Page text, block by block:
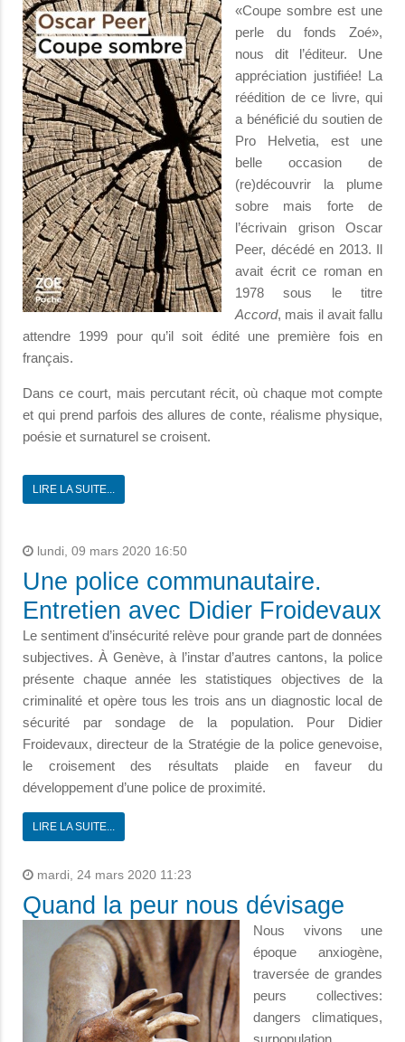
«Coupe sombre est une
perle du fonds Zoé»,
nous dit l’éditeur. Une
appréciation justifiée! La
réédition de ce livre, qui
a bénéficié du soutien de
Pro Helvetia, est une
belle occasion de
(re)découvrir la plume
sobre mais forte de
l’écrivain grison Oscar
Peer, décédé en 2013. Il
avait écrit ce roman en
1978 sous le titre
Accord, mais il avait fallu
attendre 1999 pour qu’il soit édité une première fois en
français.
Dans ce court, mais percutant récit, où chaque mot compte
et qui prend parfois des allures de conte, réalisme physique,
poésie et surnaturel se croisent.
LIRE LA SUITE...
lundi, 09 mars 2020 16:50
Une police communautaire.
Entretien avec Didier Froidevaux
Le sentiment d’insécurité relève pour grande part de données
subjectives. À Genève, à l’instar d’autres cantons, la police
présente chaque année les statistiques objectives de la
criminalité et opère tous les trois ans un diagnostic local de
sécurité par sondage de la population. Pour Didier
Froidevaux, directeur de la Stratégie de la police genevoise,
le croisement des résultats plaide en faveur du
développement d’une police de proximité.
LIRE LA SUITE...
mardi, 24 mars 2020 11:23
Quand la peur nous dévisage
Nous vivons une
époque anxiogène,
traversée de grandes
peurs collectives:
dangers climatiques,
surpopulation